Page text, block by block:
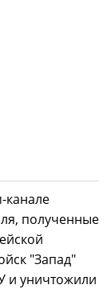
канале
полученные
"Запад"
и уничтожили